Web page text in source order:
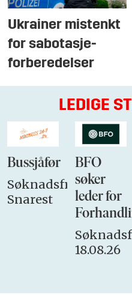
Ukrainer mistenkt
for sabotasje-
forberedelser
LEDIGE
Bussjåfør
Søknadsfrist:
Snarest
BFO
søker
leder for
18.08.26